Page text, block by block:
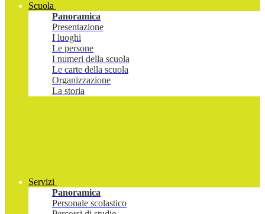
Scuola
Panoramica
Presentazione
I luoghi
Le persone
I numeri della scuola
Le carte della scuola
Organizzazione
La storia
Servizi
Panoramica
Personale scolastico